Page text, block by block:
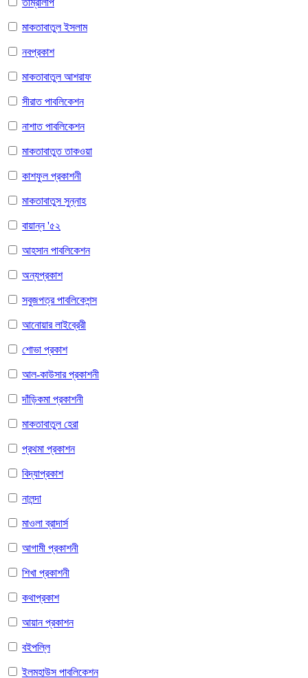
তাম্রলিপি
মাকতাবাতুল ইসলাম
নবপ্রকাশ
মাকতাবাতুল আশরাফ
সীরাত পাবলিকেশন
নাশাত পাবলিকেশন
মাকতাবাতুত তাকওয়া
কাশফুল প্রকাশনী
মাকতাবাতুস সুন্নাহ
বায়ান্ন '৫২
আহসান পাবলিকেশন
অন্যপ্রকাশ
সবুজপত্র পাবলিকেশন্স
আনোয়ার লাইব্রেরী
শোভা প্রকাশ
আল-কাউসার প্রকাশনী
দাঁড়িকমা প্রকাশনী
মাকতাবাতুল হেরা
প্রথমা প্রকাশন
বিদ্যাপ্রকাশ
নালন্দা
মাওলা ব্রাদার্স
আগামী প্রকাশনী
শিখা প্রকাশনী
কথাপ্রকাশ
আয়ান প্রকাশন
বইপল্লি
ইলমহাউস পাবলিকেশন